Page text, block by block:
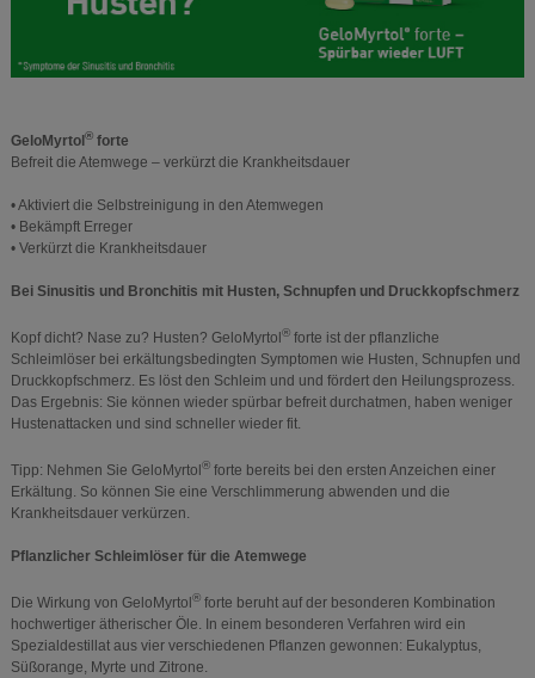
GeloMyrtol ®forte
Befreit die Atemwege – verkürzt die Krankheitsdauer
• Aktiviert die Selbstreinigung in den Atemwegen
• Bekämpft Erreger
• Verkürzt die Krankheitsdauer
Bei Sinusitis und Bronchitis mit Husten, Schnupfen und Druckkopfschmerz
Kopf dicht? Nase zu? Husten? GeloMyrtol ®forte ist der pflanzliche
Schleimlöser bei erkältungsbedingten Symptomen wie Husten, Schnupfen und
Druckkopfschmerz. Es löst den Schleim und und fördert den Heilungsprozess.
Das Ergebnis: Sie können wieder spürbar befreit durchatmen, haben weniger
Hustenattacken und sind schneller wieder fit.
Tipp: Nehmen Sie GeloMyrtol ®forte bereits bei den ersten Anzeichen einer
Erkältung. So können Sie eine Verschlimmerung abwenden und die
Krankheitsdauer verkürzen.
Pflanzlicher Schleimlöser für die Atemwege
Die Wirkung von GeloMyrtol ®forte beruht auf der besonderen Kombination
hochwertiger ätherischer Öle. In einem besonderen Verfahren wird ein
Spezialdestillat aus vier verschiedenen Pflanzen gewonnen: Eukalyptus,
Süßorange, Myrte und Zitrone.